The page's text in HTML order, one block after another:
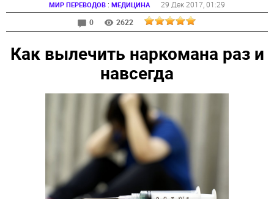
МИР ПЕРЕВОДОВ : МЕДИЦИНА 29 Дек 2017 , 01:29
0
2622
Как вылечить наркомана раз и
навсегда